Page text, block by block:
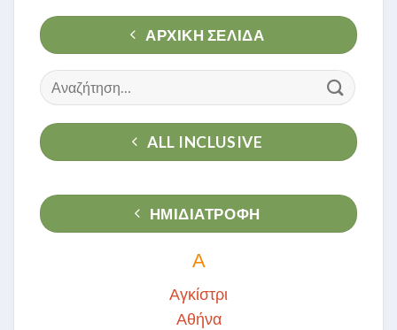
ΑΡΧΙΚΉ ΣΕΛΊΔΑ
Αναζήτηση
για:
ALL INCLUSIVE
ΗΜΙΔΙΑΤΡΟΦΗ
Α
Αγκίστρι
Αθήνα